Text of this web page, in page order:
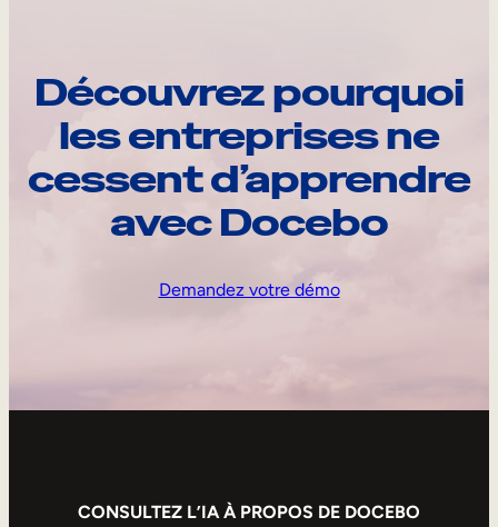
Découvrez pourquoi
les entreprises ne
cessent d’apprendre
avec Docebo
Demandez votre démo
CONSULTEZ L’IA À PROPOS DE DOCEBO